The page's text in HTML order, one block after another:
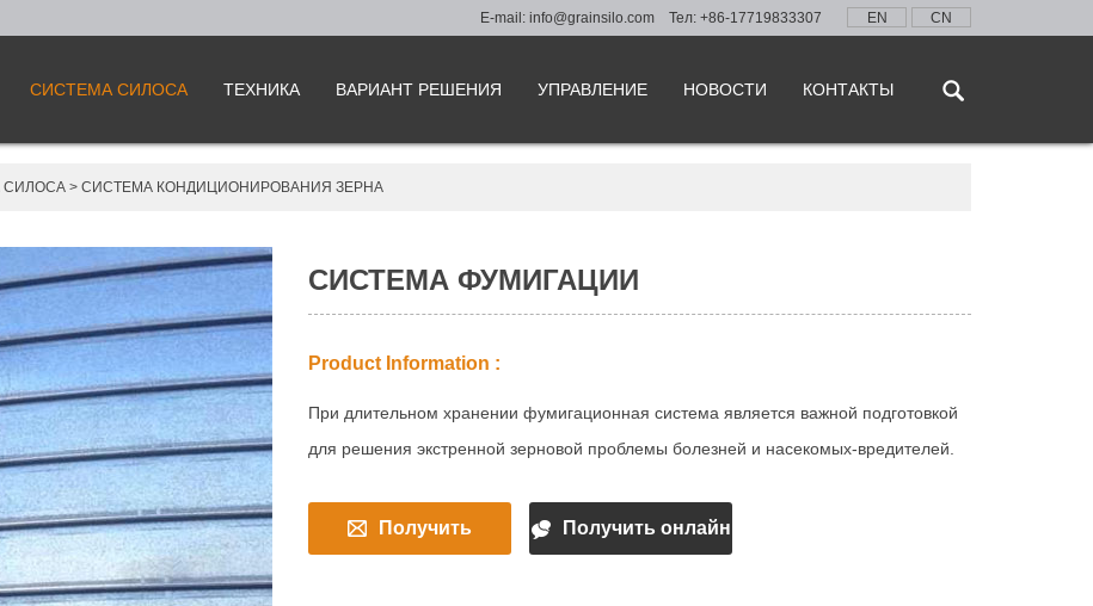
EN CN
E-mail: info@grainsilo.com Тел: +86-17719833307
СИСТЕМА СИЛОСА ТЕХНИКА ВАРИАНТ РЕШЕНИЯ УПРАВЛЕНИЕ НОВОСТИ КОНТАКТЫ
СИЛОСА > СИСТЕМА КОНДИЦИОНИРОВАНИЯ ЗЕРНА
СИСТЕМА ФУМИГАЦИИ
Product Information :
При длительном хранении фумигационная система является важной подготовкой
для решения экстренной зерновой проблемы болезней и насекомых-вредителей.
Получить Получить онлайн